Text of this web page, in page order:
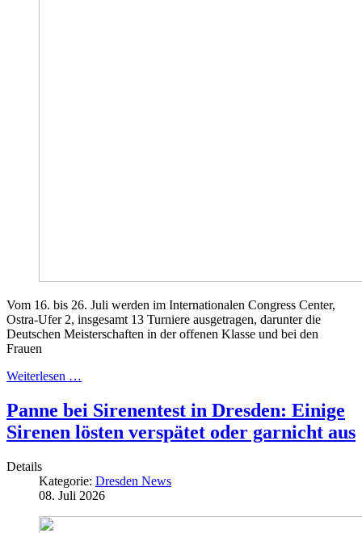
Vom 16. bis 26. Juli werden im Internationalen Congress Center,
Ostra-Ufer 2, insgesamt 13 Turniere ausgetragen, darunter die
Deutschen Meisterschaften in der offenen Klasse und bei den
Frauen
Weiterlesen …
Panne bei Sirenentest in Dresden: Einige
Sirenen lösten verspätet oder garnicht aus
Details
Kategorie: Dresden News
08. Juli 2026